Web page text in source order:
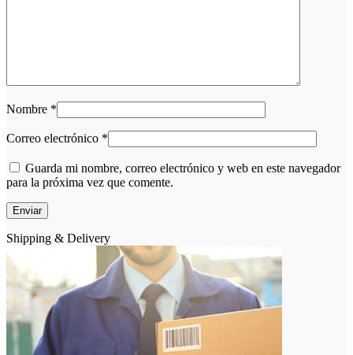
Nombre *
Correo electrónico *
Guarda mi nombre, correo electrónico y web en este navegador
para la próxima vez que comente.
Shipping & Delivery